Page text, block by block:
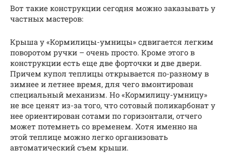
Вот такие конструкции сегодня можно заказывать у
частных мастеров:
Крыша у «Кормилицы-умницы» сдвигается легким
поворотом ручки – очень просто. Кроме этого в
конструкции есть еще две форточки и две двери.
Причем купол теплицы открывается по-разному в
зимнее и летнее время, для чего вмонтирован
специальный механизм. Но «Кормилицу-умницу»
не все ценят из-за того, что сотовый поликарбонат у
нее ориентирован сотами по горизонтали, отчего
может потемнеть со временем. Хотя именно на
этой теплице можно легко организовать
автоматический съем крыши.